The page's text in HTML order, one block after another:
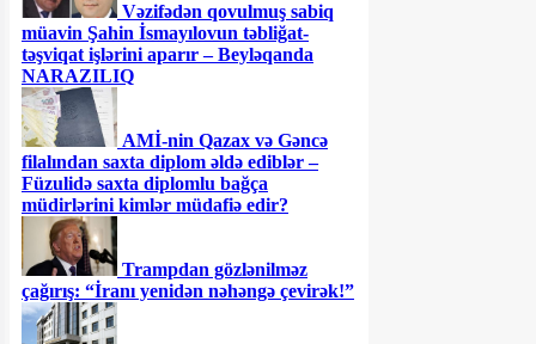
Vəzifədən qovulmuş sabiq
müavin Şahin İsmayılovun təbliğat-
təşviqat işlərini aparır – Beyləqanda
NARAZILIQ
AMİ-nin Qazax və Gəncə
filalından saxta diplom əldə ediblər –
Füzulidə saxta diplomlu bağça
müdirlərini kimlər müdafiə edir?
Trampdan gözlənilməz
çağırış: “İranı yenidən nəhəngə çevirək!”